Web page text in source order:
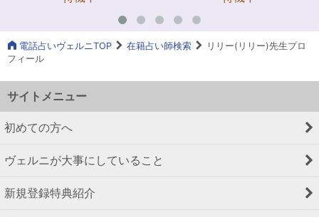
電話占いヴェルニTOP 在籍占い師検索
リリー(リリー)先生プロ
フィール
サイトメニュー
初めての方へ
ヴェルニが大事にしていること
新規登録特典紹介